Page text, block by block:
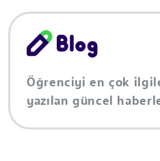
Öğrenciyi en çok
yazılan güncel